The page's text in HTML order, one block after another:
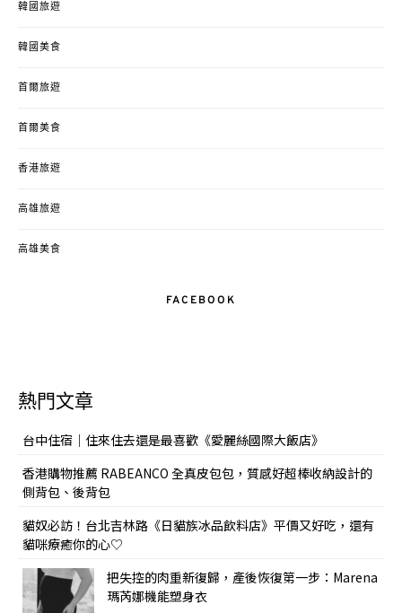
韓國旅遊
韓國美食
首爾旅遊
首爾美食
香港旅遊
高雄旅遊
高雄美食
FACEBOOK
熱門文章
台中住宿｜住來住去還是最喜歡《愛麗絲國際大飯店》
香港購物推薦 RABEANCO 全真皮包包，質感好超棒收納設計的
側背包、後背包
貓奴必訪！台北吉林路《日貓族冰品飲料店》平價又好吃，還有
貓咪療癒你的心♡
把失控的肉重新復歸，產後恢復第一步：Marena
瑪芮娜機能塑身衣